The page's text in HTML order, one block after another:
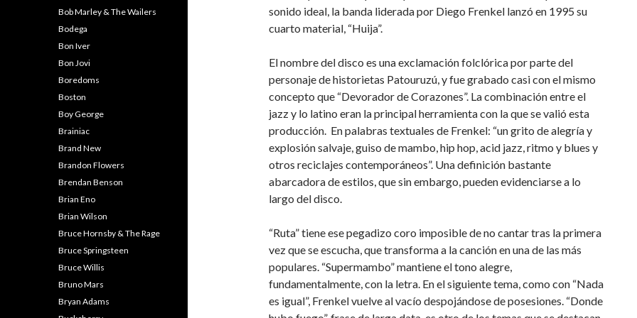
sonido ideal, la banda liderada por Diego Frenkel lanzó en 1995 su
cuarto material, “Huija”.
El nombre del disco es una exclamación folclórica por parte del
personaje de historietas Patouruzú, y fue grabado casi con el mismo
concepto que “Devorador de Corazones”. La combinación entre el
jazz y lo latino eran la principal herramienta con la que se valió esta
producción. En palabras textuales de Frenkel: “un grito de alegría y
explosión salvaje, guiso de mambo, hip hop, acid jazz, ritmo y blues y
otros reciclajes contemporáneos”. Una definición bastante
abarcadora de estilos, que sin embargo, pueden evidenciarse a lo
largo del disco.
“Ruta” tiene ese pegadizo coro imposible de no cantar tras la primera
vez que se escucha, que transforma a la canción en una de las más
populares. “Supermambo” mantiene el tono alegre,
fundamentalmente, con la letra. En el siguiente tema, como con “Nada
es igual”, Frenkel vuelve al vacío despojándose de posesiones. “Donde
Bob Marley & The Wailers
Bodega
Bon Iver
Bon Jovi
Boredoms
Boston
Boy George
Brainiac
Brand New
Brandon Flowers
Brendan Benson
Brian Eno
Brian Wilson
Bruce Hornsby & The Rage
Bruce Springsteen
Bruce Willis
Bruno Mars
Bryan Adams